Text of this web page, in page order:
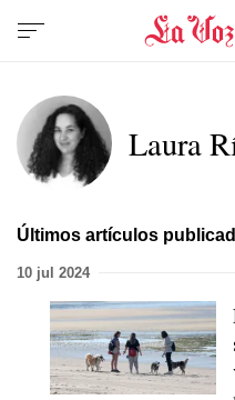
Laura
Últimos artículos
10 jul 2024